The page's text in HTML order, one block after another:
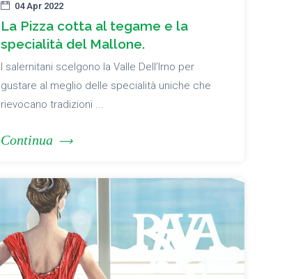
04 Apr 2022
La Pizza cotta al tegame e la
specialità del Mallone.
I salernitani scelgono la Valle Dell’Irno per
gustare al meglio delle specialità uniche che
rievocano tradizioni ...
Continua